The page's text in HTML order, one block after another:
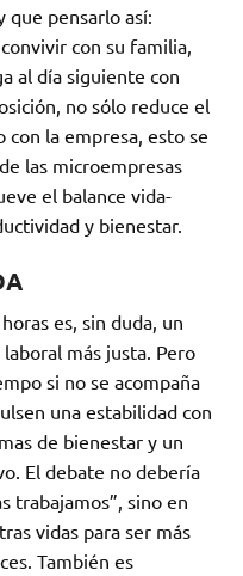
que pensarlo así:
con su familia,
al día siguiente con
no sólo reduce el
la empresa, esto se
las microempresas
el balance vida-
y bienestar.
es, sin duda, un
más justa. Pero
si no se acompaña
una estabilidad con
de bienestar y un
El debate no debería
trabajamos”, sino en
vidas para ser más
También es